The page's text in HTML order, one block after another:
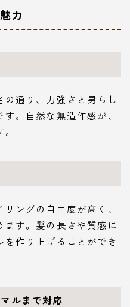
力
通り、力強さと男らし
。自然な無造作感が、
ングの自由度が高く、
す。髪の長さや質感に
作り上げることができ
ルまで対応